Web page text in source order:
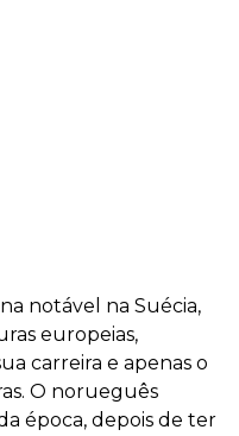
notável na Suécia,
europeias,
carreira e apenas o
O norueguês
época, depois de ter